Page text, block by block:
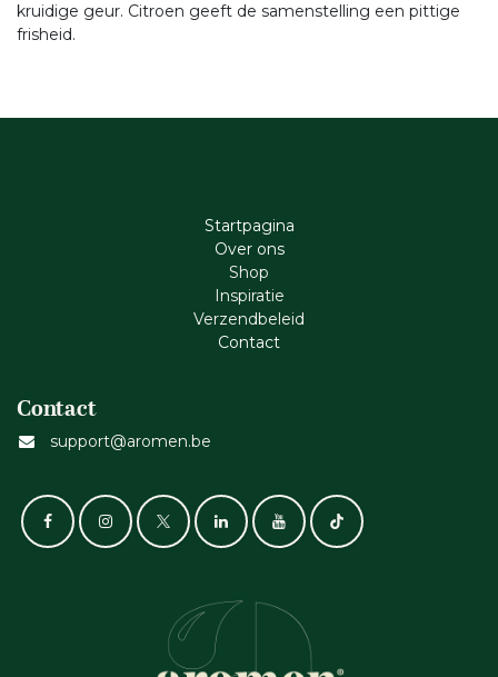
kruidige geur. Citroen geeft de samenstelling een pittige
frisheid.
Startpagina
Ove​r​ ons
Shop
Inspiratie
Verzendbeleid
Cont​act
Contact
support@aromen.be